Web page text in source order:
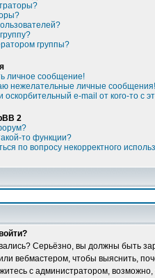
группы?
личное сообщение!
нежелательные личные сообщения!
e-mail от кого-то с
2
то функции?
по вопросу некорректного
Серьёзно, вы должны быть
вебмастером, чтобы выяснить,
с администратором,